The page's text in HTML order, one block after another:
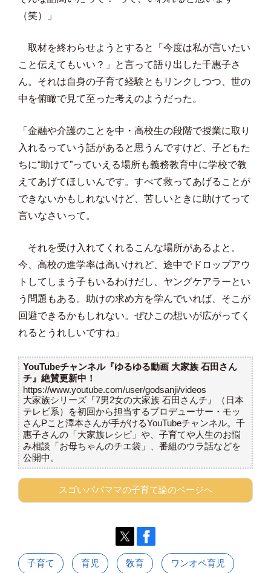
（笑）」
取材を終わらせようとすると「今度は私が言いたい
こと伝えてもいい？」と言って語り出した千惠子さ
ん。それは自身の子育て経験ともリンクしつつ、世の
中を俯瞰で見て至った考えのようだった。
「金融や介護のことを中・高校生の段階で授業に取り
入れるっていう話があると思うんですけど、子どもた
ちに“助けて”っていえる場所も義務教育中に学校で教
えてあげてほしいんです。すべて救ってあげることが
できないかもしれないけど、苦しいときに助けてって
言いなさいって。
それを受け入れてくれるこんな場所があるよと。
今、高校の進学率は高いけれど、途中でドロップアウ
トしてしまう子もいるわけだし、ヤングケアラーとい
う問題もある。助けの求め方を学んでいれば、そこが
回避できるかもしれない。ぜひこの想いが広がってく
れるとうれしいですね」
YouTubeチャンネル『ゆるゆる動画 大家族 石田さん
チ』絶賛更新中！
https://www.youtube.com/user/godsanji/videos
大家族シリーズ『7男2女の大家族 石田さんチ』（日本
テレビ系）を初回から担当するプロデューサー・モッ
さんPこと澤本さんが手がけるYouTubeチャンネル。千
惠子さんの「大家族レシピ」や、子育てや人生のお悩
み相談「お母ちゃんのチエ袋」、番組のウラ話などを
公開中。
スゴいパパママの子育て論のページへ
子育て 育児 敎育 ワンオペ育児